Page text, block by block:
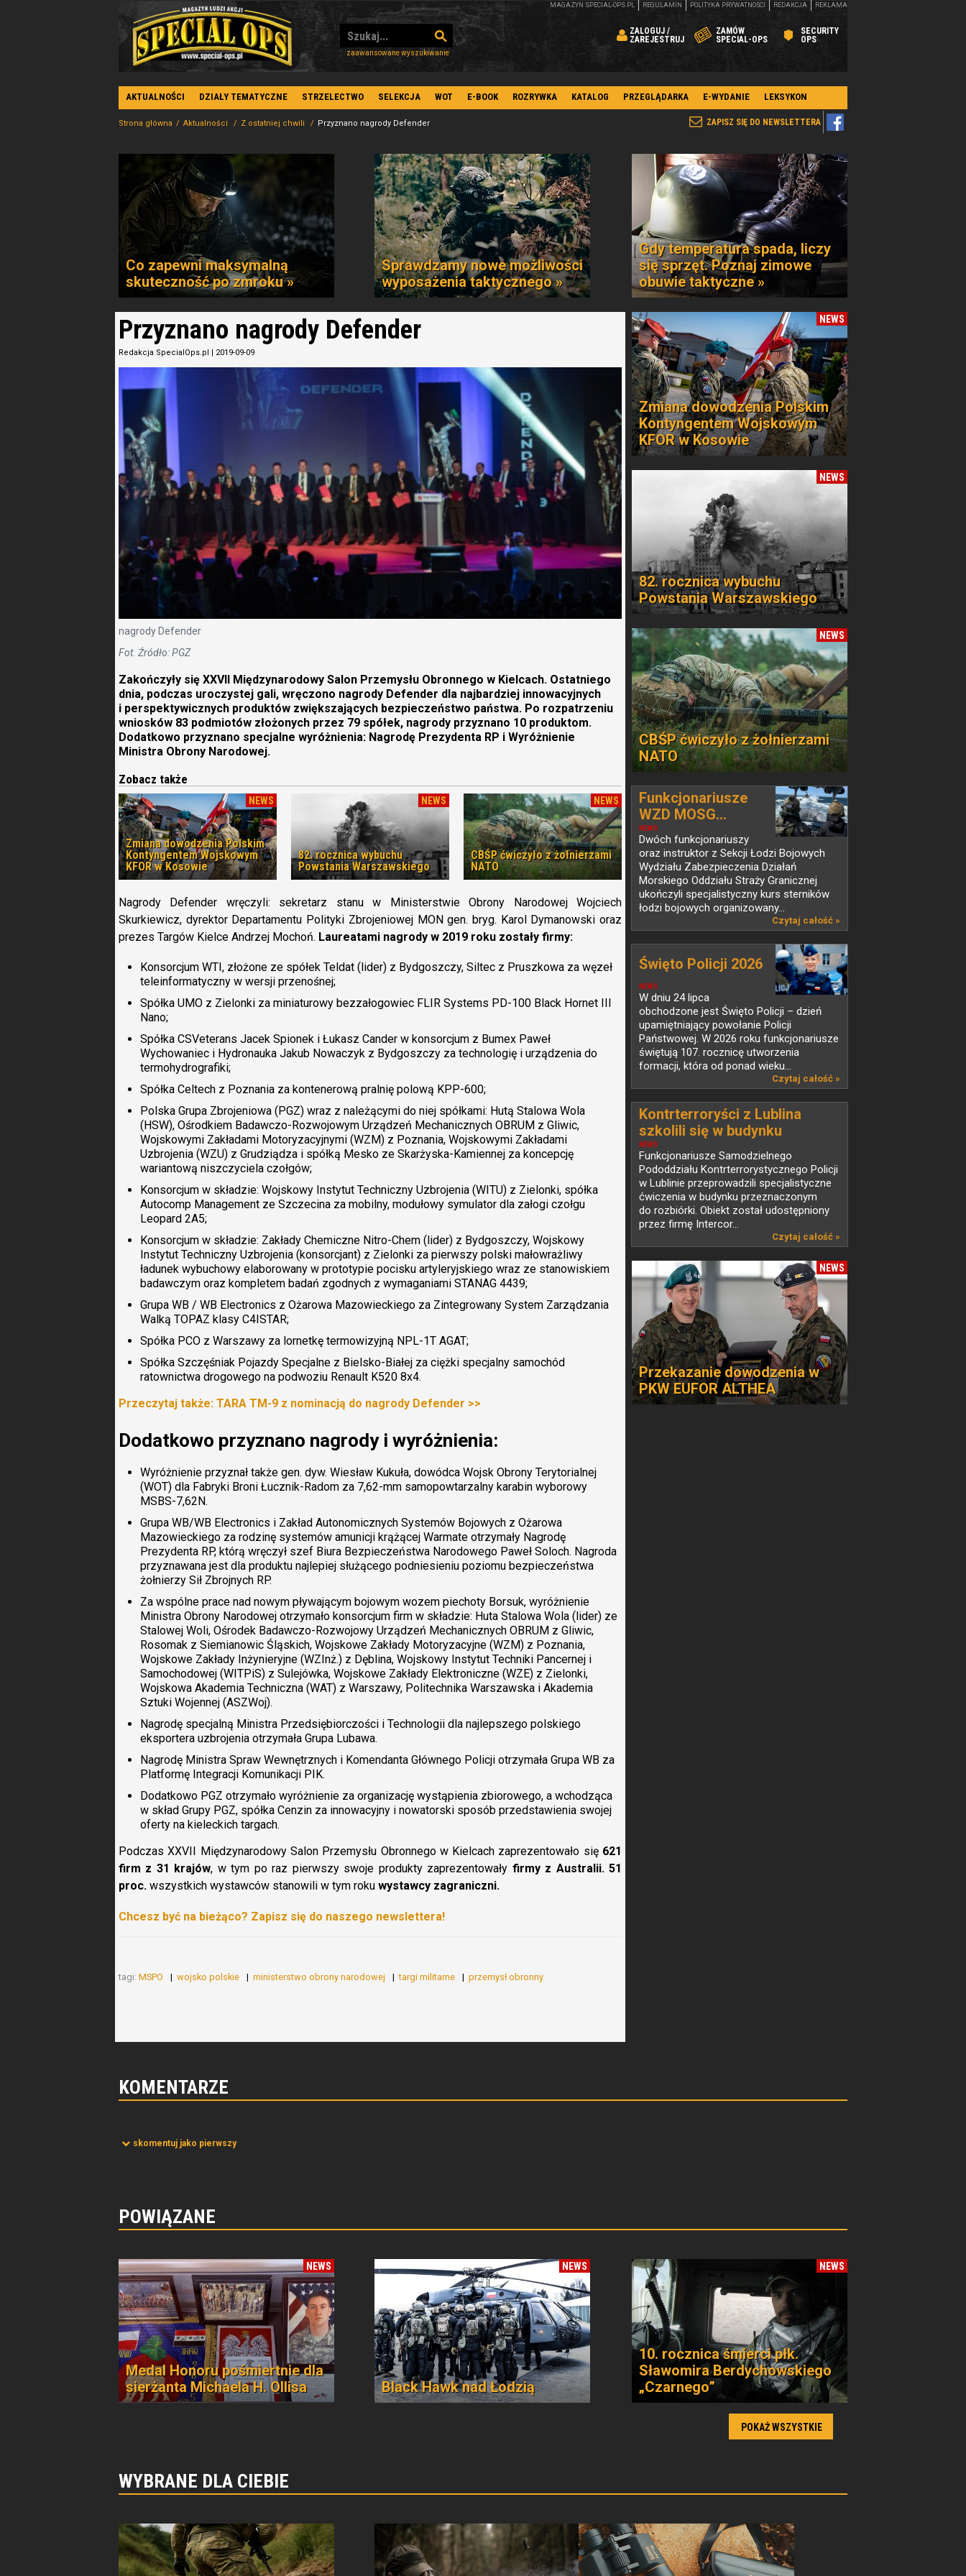
zaawansowane wyszukiwanie
ZALOGUJ /
ZAREJESTRUJ
ZAMÓW
SPECIAL-OPS
SECURITY
OPS
MAGAZYN SPECIAL-OPS.PL REGULAMIN POLITYKA PRYWATNOŚCI REDAKCJA REKLAMA
AKTUALNOŚCI DZIAŁY TEMATYCZNE STRZELECTWO SELEKCJA WOT E-BOOK ROZRYWKA KATALOG PRZEGLĄDARKA E-WYDANIE LEKSYKON
ZAPISZ SIĘ DO NEWSLETTERA
Strona główna Aktualności Z ostatniej chwili Przyznano nagrody Defender
Co zapewni maksymalną
skuteczność po zmroku »
Sprawdzamy nowe możliwości
wyposażenia taktycznego »
Gdy temperatura spada, liczy
się sprzęt. Poznaj zimowe
obuwie taktyczne »
Przyznano nagrody Defender
Redakcja SpecialOps.pl | 2019-09-09
nagrody Defender
Fot. Źródło: PGZ
Zakończyły się XXVII Międzynarodowy Salon Przemysłu Obronnego w Kielcach. Ostatniego
dnia, podczas uroczystej gali, wręczono nagrody Defender dla najbardziej innowacyjnych
i perspektywicznych produktów zwiększających bezpieczeństwo państwa. Po rozpatrzeniu
wniosków 83 podmiotów złożonych przez 79 spółek, nagrody przyznano 10 produktom.
Dodatkowo przyznano specjalne wyróżnienia: Nagrodę Prezydenta RP i Wyróżnienie
Ministra Obrony Narodowej.
Zobacz także
NEWS
Zmiana dowodzenia Polskim
Kontyngentem Wojskowym
KFOR w Kosowie
NEWS
82. rocznica wybuchu
Powstania Warszawskiego
NEWS
CBŚP ćwiczyło z żołnierzami
NATO
Nagrody Defender wręczyli: sekretarz stanu w Ministerstwie Obrony Narodowej Wojciech
Skurkiewicz, dyrektor Departamentu Polityki Zbrojeniowej MON gen. bryg. Karol Dymanowski oraz
prezes Targów Kielce Andrzej Mochoń. Laureatami nagrody w 2019 roku zostały firmy:
Konsorcjum WTI, złożone ze spółek Teldat (lider) z Bydgoszczy, Siltec z Pruszkowa za węzeł
teleinformatyczny w wersji przenośnej;
Spółka UMO z Zielonki za miniaturowy bezzałogowiec FLIR Systems PD-100 Black Hornet III
Nano;
Spółka CSVeterans Jacek Spionek i Łukasz Cander w konsorcjum z Bumex Paweł
Wychowaniec i Hydronauka Jakub Nowaczyk z Bydgoszczy za technologię i urządzenia do
termohydrografiki;
Spółka Celtech z Poznania za kontenerową pralnię polową KPP-600;
Polska Grupa Zbrojeniowa (PGZ) wraz z należącymi do niej spółkami: Hutą Stalowa Wola
(HSW), Ośrodkiem Badawczo-Rozwojowym Urządzeń Mechanicznych OBRUM z Gliwic,
Wojskowymi Zakładami Motoryzacyjnymi (WZM) z Poznania, Wojskowymi Zakładami
Uzbrojenia (WZU) z Grudziądza i spółką Mesko ze Skarżyska-Kamiennej za koncepcję
wariantową niszczyciela czołgów;
Konsorcjum w składzie: Wojskowy Instytut Techniczny Uzbrojenia (WITU) z Zielonki, spółka
Autocomp Management ze Szczecina za mobilny, modułowy symulator dla załogi czołgu
Leopard 2A5;
Konsorcjum w składzie: Zakłady Chemiczne Nitro-Chem (lider) z Bydgoszczy, Wojskowy
Instytut Techniczny Uzbrojenia (konsorcjant) z Zielonki za pierwszy polski małowrażliwy
ładunek wybuchowy elaborowany w prototypie pocisku artyleryjskiego wraz ze stanowiskiem
badawczym oraz kompletem badań zgodnych z wymaganiami STANAG 4439;
Grupa WB / WB Electronics z Ożarowa Mazowieckiego za Zintegrowany System Zarządzania
Walką TOPAZ klasy C4ISTAR;
Spółka PCO z Warszawy za lornetkę termowizyjną NPL-1T AGAT;
Spółka Szczęśniak Pojazdy Specjalne z Bielsko-Białej za ciężki specjalny samochód
ratownictwa drogowego na podwoziu Renault K520 8x4.
Przeczytaj także: TARA TM-9 z nominacją do nagrody Defender >>
Dodatkowo przyznano nagrody i wyróżnienia:
Wyróżnienie przyznał także gen. dyw. Wiesław Kukuła, dowódca Wojsk Obrony Terytorialnej
(WOT) dla Fabryki Broni Łucznik-Radom za 7,62-mm samopowtarzalny karabin wyborowy
MSBS-7,62N.
Grupa WB/WB Electronics i Zakład Autonomicznych Systemów Bojowych z Ożarowa
Mazowieckiego za rodzinę systemów amunicji krążącej Warmate otrzymały Nagrodę
Prezydenta RP, którą wręczył szef Biura Bezpieczeństwa Narodowego Paweł Soloch. Nagroda
przyznawana jest dla produktu najlepiej służącego podniesieniu poziomu bezpieczeństwa
żołnierzy Sił Zbrojnych RP.
Za wspólne prace nad nowym pływającym bojowym wozem piechoty Borsuk, wyróżnienie
Ministra Obrony Narodowej otrzymało konsorcjum firm w składzie: Huta Stalowa Wola (lider) ze
Stalowej Woli, Ośrodek Badawczo-Rozwojowy Urządzeń Mechanicznych OBRUM z Gliwic,
Rosomak z Siemianowic Śląskich, Wojskowe Zakłady Motoryzacyjne (WZM) z Poznania,
Wojskowe Zakłady Inżynieryjne (WZInż.) z Dęblina, Wojskowy Instytut Techniki Pancernej i
Samochodowej (WITPiS) z Sulejówka, Wojskowe Zakłady Elektroniczne (WZE) z Zielonki,
Wojskowa Akademia Techniczna (WAT) z Warszawy, Politechnika Warszawska i Akademia
Sztuki Wojennej (ASZWoj).
Nagrodę specjalną Ministra Przedsiębiorczości i Technologii dla najlepszego polskiego
eksportera uzbrojenia otrzymała Grupa Lubawa.
Nagrodę Ministra Spraw Wewnętrznych i Komendanta Głównego Policji otrzymała Grupa WB za
Platformę Integracji Komunikacji PIK.
Dodatkowo PGZ otrzymało wyróżnienie za organizację wystąpienia zbiorowego, a wchodząca
w skład Grupy PGZ, spółka Cenzin za innowacyjny i nowatorski sposób przedstawienia swojej
oferty na kieleckich targach.
Podczas XXVII Międzynarodowy Salon Przemysłu Obronnego w Kielcach zaprezentowało się 621
firm z 31 krajów, w tym po raz pierwszy swoje produkty zaprezentowały firmy z Australii. 51
proc. wszystkich wystawców stanowili w tym roku wystawcy zagraniczni.
Chcesz być na bieżąco? Zapisz się do naszego newslettera!
tagi: MSPO wojsko polskie ministerstwo obrony narodowej targi militarne przemysł obronny
NEWS
Zmiana dowodzenia Polskim
Kontyngentem Wojskowym
KFOR w Kosowie
NEWS
82. rocznica wybuchu
Powstania Warszawskiego
NEWS
CBŚP ćwiczyło z żołnierzami
NATO
NEWS
Funkcjonariusze
WZD MOSG...
Dwóch funkcjonariuszy
oraz instruktor z Sekcji Łodzi Bojowych
Wydziału Zabezpieczenia Działań
Morskiego Oddziału Straży Granicznej
ukończyli specjalistyczny kurs sterników
łodzi bojowych organizowany...
Czytaj całość »
NEWS
Święto Policji 2026
W dniu 24 lipca
obchodzone jest Święto Policji – dzień
upamiętniający powołanie Policji
Państwowej. W 2026 roku funkcjonariusze
świętują 107. rocznicę utworzenia
formacji, która od ponad wieku...
Czytaj całość »
NEWS
Kontrterroryści z Lublina
szkolili się w budynku
przeznaczonym do rozbiórki
Funkcjonariusze Samodzielnego
Pododdziału Kontrterrorystycznego Policji
w Lublinie przeprowadzili specjalistyczne
ćwiczenia w budynku przeznaczonym
do rozbiórki. Obiekt został udostępniony
przez firmę Intercor...
Czytaj całość »
NEWS
Przekazanie dowodzenia w
PKW EUFOR ALTHEA
KOMENTARZE
skomentuj jako pierwszy
POWIĄZANE
NEWS
Medal Honoru pośmiertnie dla
sierżanta Michaela H. Ollisa
NEWS
Black Hawk nad Łodzią
NEWS
10. rocznica śmierci płk.
Sławomira Berdychowskiego
„Czarnego”
POKAŻ WSZYSTKIE
WYBRANE DLA CIEBIE